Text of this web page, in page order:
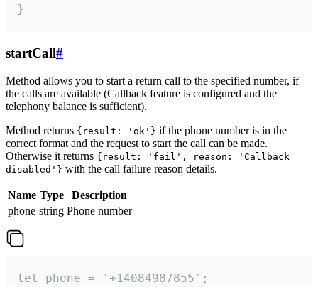
}
startCall#
Method allows you to start a return call to the specified number, if
the calls are available (Callback feature is configured and the
telephony balance is sufficient).
Method returns {result: 'ok'} if the phone number is in the
correct format and the request to start the call can be made.
Otherwise it returns {result: 'fail', reason: 'Callback
disabled'} with the call failure reason details.
Name Type
Description
phone string Phone number
let phone = '+14084987855';